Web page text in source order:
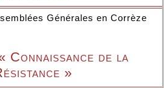
Générales en Corrèze
Connaissance de la
»